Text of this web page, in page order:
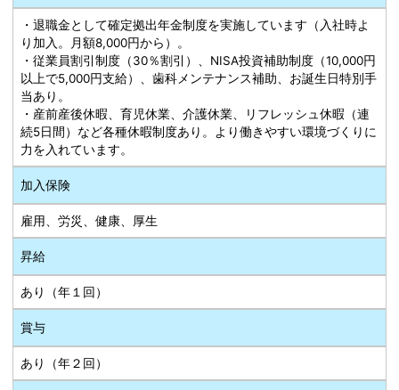
・退職金として確定拠出年金制度を実施しています（入社時よ
り加入。月額8,000円から）。
・従業員割引制度（30％割引）、NISA投資補助制度（10,000円
以上で5,000円支給）、歯科メンテナンス補助、お誕生日特別手
当あり。
・産前産後休暇、育児休業、介護休業、リフレッシュ休暇（連
続5日間）など各種休暇制度あり。より働きやすい環境づくりに
力を入れています。
加入保険
雇用、労災、健康、厚生
昇給
あり（年１回）
賞与
あり（年２回）